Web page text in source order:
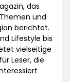
das
und
berichtet.
Lifestyle bis
vielseitige
Leser, die